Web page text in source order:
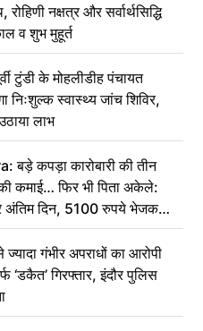
नक्षत्र और सर्वार्थसिद्धि
व शुभ मुहूर्त
टुंडी के मोहलीडीह पंचायत
निःशुल्क स्वास्थ्य जांच शिविर,
लाभ
कपड़ा कारोबारी की तीन
कमाई… फिर भी पिता अकेले:
अंतिम दिन, 5100 रुपये भेजकर
कर दीजिए हम नहीं आ पाएंगे
गंभीर अपराधों का आरोपी
‘डकैत’ गिरफ्तार, इंदौर पुलिस